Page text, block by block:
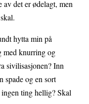
av det er ødelagt, men
hytta min på
med knurring og
sivilisasjonen? Inn
spade og en sort
ting hellig? Skal